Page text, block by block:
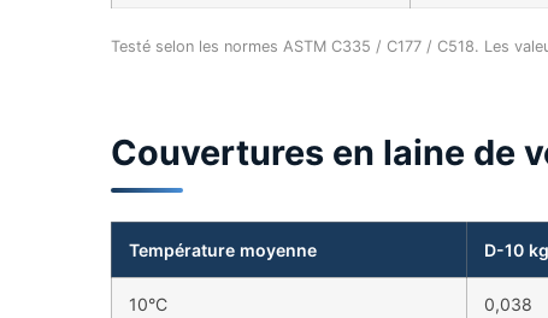
Testé selon les normes ASTM C335 / C177 / C518. Les
Couvertures en laine de
Température moyenne D-10
10°C 0,038